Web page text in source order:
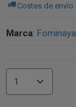
Costes de envío
Marca: Fominaya